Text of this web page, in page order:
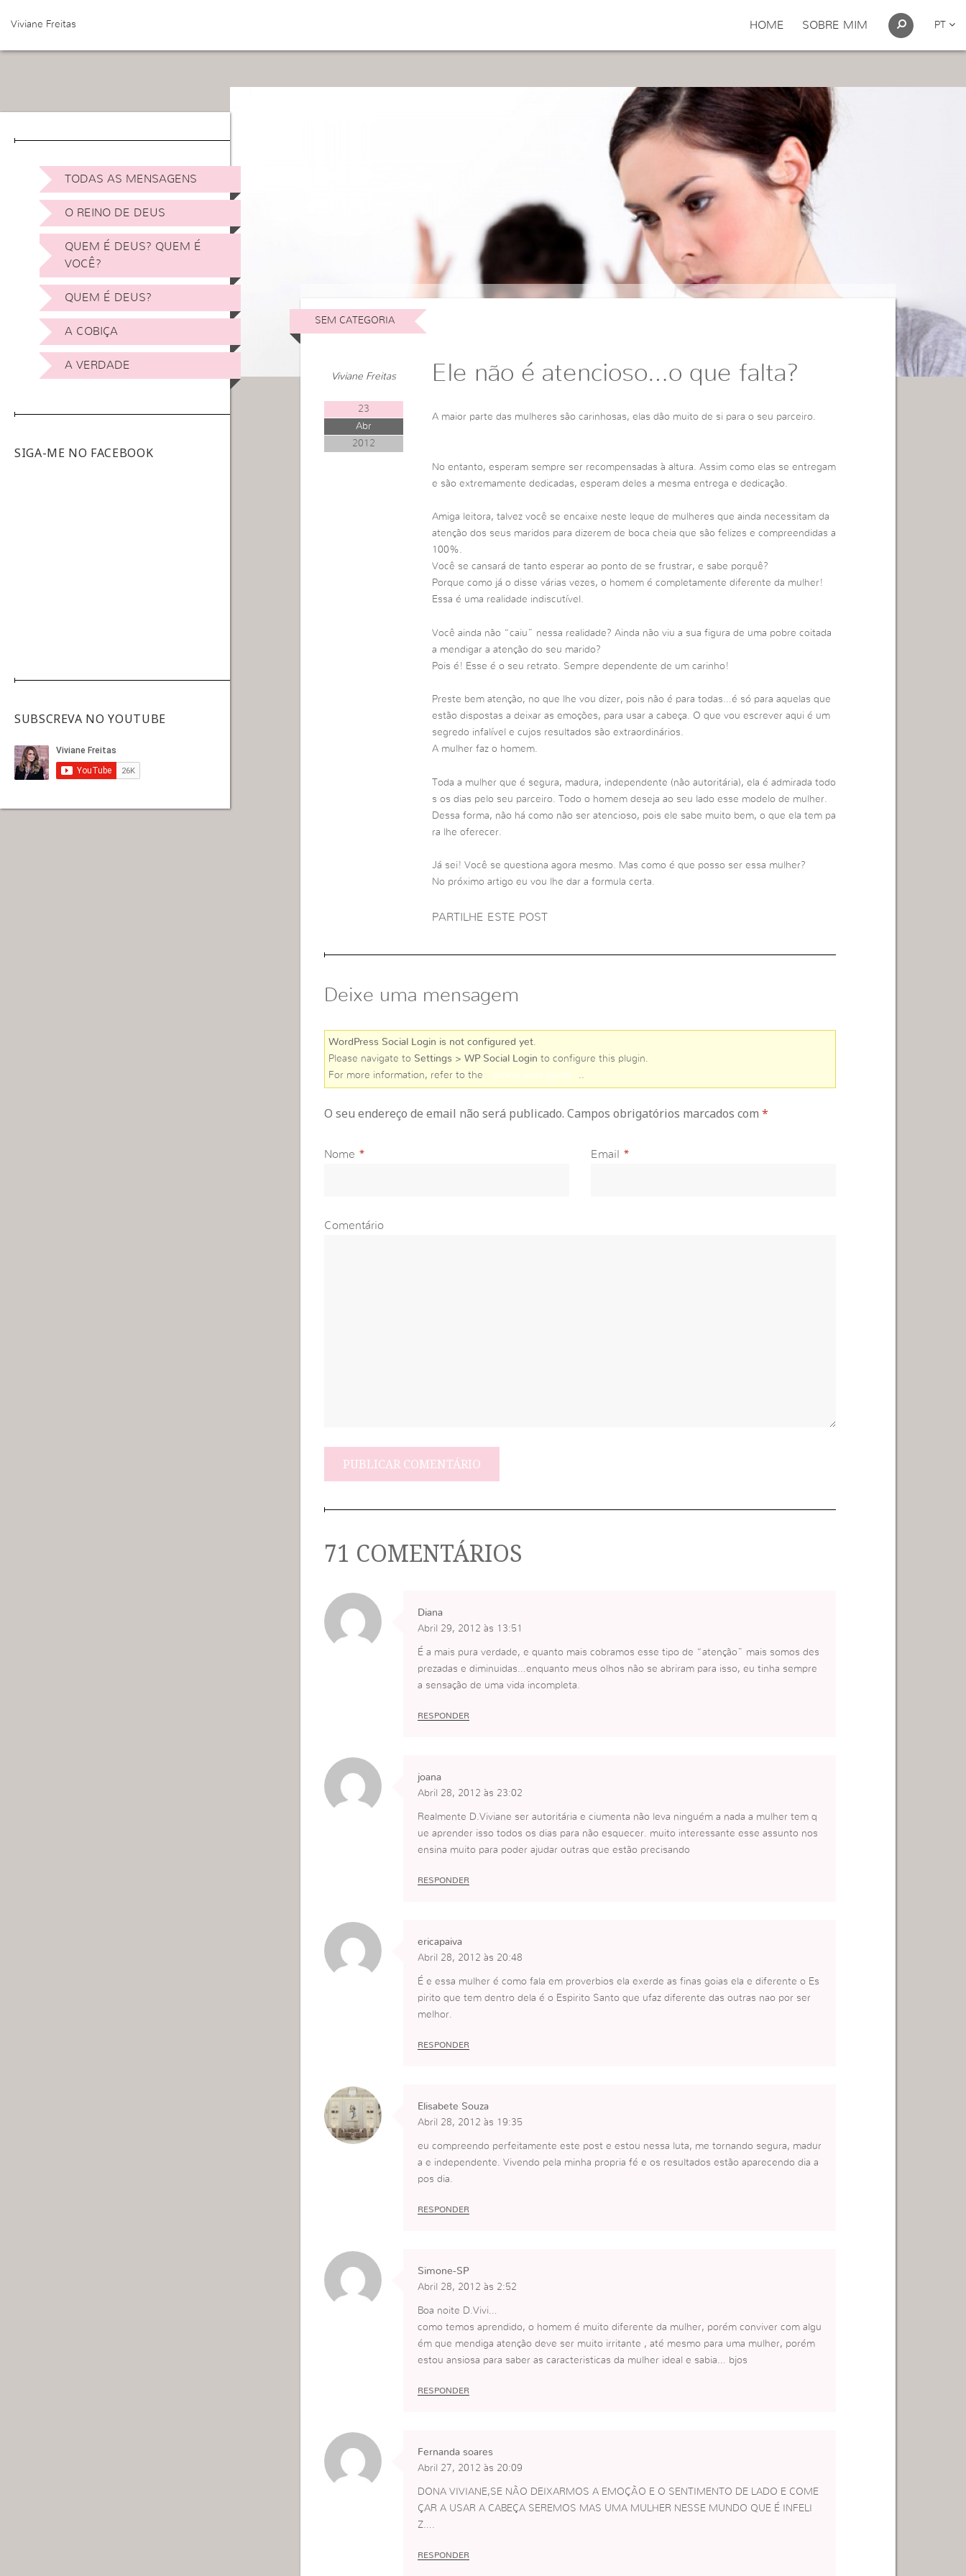
Viviane Freitas HOME SOBRE MIM PT
TODAS AS MENSAGENS
O REINO DE DEUS
QUEM É DEUS? QUEM É
VOCÊ?
QUEM É DEUS?
A COBIÇA
A VERDADE
SIGA-ME NO FACEBOOK
SUBSCREVA NO YOUTUBE
SEM CATEGORIA
Viviane Freitas
23
Abr
2012
Ele não é atencioso…o que falta?
A maior parte das mulheres são carinhosas, elas dão muito de si para o seu parceiro.
No entanto, esperam sempre ser recompensadas à altura. Assim como elas se entregam
e são extremamente dedicadas, esperam deles a mesma entrega e dedicação.
Amiga leitora, talvez você se encaixe neste leque de mulheres que ainda necessitam da
atenção dos seus maridos para dizerem de boca cheia que são felizes e compreendidas a
100%.
Você se cansará de tanto esperar ao ponto de se frustrar, e sabe porquê?
Porque como já o disse várias vezes, o homem é completamente diferente da mulher!
Essa é uma realidade indiscutível.
Você ainda não “caiu” nessa realidade? Ainda não viu a sua figura de uma pobre coitada
a mendigar a atenção do seu marido?
Pois é! Esse é o seu retrato. Sempre dependente de um carinho!
Preste bem atenção, no que lhe vou dizer, pois não é para todas…é só para aquelas que
estão dispostas a deixar as emoções, para usar a cabeça. O que vou escrever aqui é um
segredo infalível e cujos resultados são extraordinários.
A mulher faz o homem.
Toda a mulher que é segura, madura, independente (não autoritária), ela é admirada todo
s os dias pelo seu parceiro. Todo o homem deseja ao seu lado esse modelo de mulher.
Dessa forma, não há como não ser atencioso, pois ele sabe muito bem, o que ela tem pa
ra lhe oferecer.
Já sei! Você se questiona agora mesmo. Mas como é que posso ser essa mulher?
No próximo artigo eu vou lhe dar a formula certa.
PARTILHE ESTE POST
Deixe uma mensagem
WordPress Social Login is not configured yet.
Please navigate to Settings > WP Social Login to configure this plugin.
For more information, refer to the
online user guide
O seu endereço de email não será publicado. Campos obrigatórios marcados com *
Nome * Email *
Comentário
71 COMENTÁRIOS
Diana
Abril 29, 2012 às 13:51
É a mais pura verdade, e quanto mais cobramos esse tipo de “atenção” mais somos des
prezadas e diminuidas…enquanto meus olhos não se abriram para isso, eu tinha sempre
a sensação de uma vida incompleta.
RESPONDER
joana
Abril 28, 2012 às 23:02
Realmente D.Viviane ser autoritária e ciumenta não leva ninguém a nada a mulher tem q
ue aprender isso todos os dias para não esquecer. muito interessante esse assunto nos
ensina muito para poder ajudar outras que estão precisando
RESPONDER
ericapaiva
Abril 28, 2012 às 20:48
É e essa mulher é como fala em proverbios ela exerde as finas goias ela e diferente o Es
pirito que tem dentro dela é o Espirito Santo que ufaz diferente das outras nao por ser
melhor.
RESPONDER
Elisabete Souza
Abril 28, 2012 às 19:35
eu compreendo perfeitamente este post e estou nessa luta, me tornando segura, madur
a e independente. Vivendo pela minha propria fé e os resultados estão aparecendo dia a
pos dia.
RESPONDER
Simone-SP
Abril 28, 2012 às 2:52
Boa noite D.Vivi…
como temos aprendido, o homem é muito diferente da mulher, porém conviver com algu
ém que mendiga atenção deve ser muito irritante , até mesmo para uma mulher, porém
estou ansiosa para saber as caracteristicas da mulher ideal e sabia… bjos
RESPONDER
Fernanda soares
Abril 27, 2012 às 20:09
DONA VIVIANE,SE NÃO DEIXARMOS A EMOÇÃO E O SENTIMENTO DE LADO E COME
ÇAR A USAR A CABEÇA SEREMOS MAS UMA MULHER NESSE MUNDO QUE É INFELI
Z….
RESPONDER